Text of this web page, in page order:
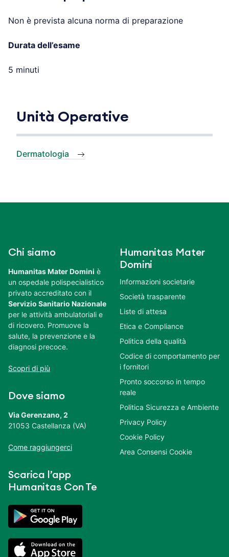
Non è prevista alcuna norma di preparazione
Durata dell’esame
5 minuti
Unità Operative
Dermatologia
Chi siamo
Humanitas Mater Domini è
un ospedale polispecialistico
privato accreditato con il
Servizio Sanitario Nazionale
per le attività ambulatoriali e
di ricovero. Promuove la
salute, la prevenzione e la
diagnosi precoce.
Scopri di più
Dove siamo
Via Gerenzano, 2
21053 Castellanza (VA)
Come raggiungerci
Scarica l’app
Humanitas Con Te
Humanitas Mater
Domini
Informazioni societarie
Società trasparente
Liste di attesa
Etica e Compliance
Politica della qualità
Codice di comportamento per
i fornitori
Pronto soccorso in tempo
reale
Politica Sicurezza e Ambiente
Privacy Policy
Cookie Policy
Area Consensi Cookie